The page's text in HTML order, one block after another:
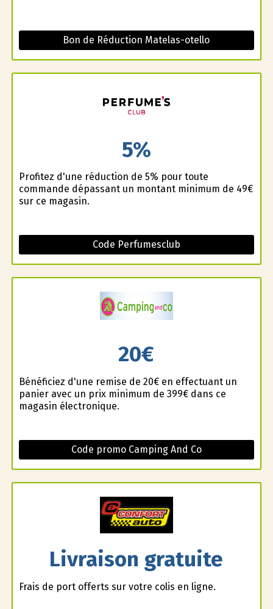
Bon de Réduction Matelas-otello
5%
Profitez d'une réduction de 5% pour toute
commande dépassant un montant minimum de 49€
sur ce magasin.
Code Perfumesclub
20€
Bénéficiez d'une remise de 20€ en effectuant un
panier avec un prix minimum de 399€ dans ce
magasin électronique.
Code promo Camping And Co
Livraison gratuite
Frais de port offerts sur votre colis en ligne.